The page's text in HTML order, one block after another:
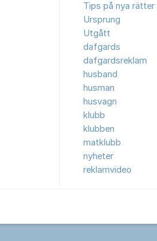
Tips på nya rätter
Ursprung
Utgått
dafgards
dafgardsreklam
husband
husman
husvagn
klubb
klubben
matklubb
nyheter
reklamvideo